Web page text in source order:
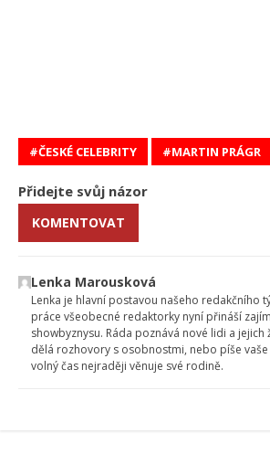
ČESKÉ CELEBRITY MARTIN PRÁGR
Přidejte svůj názor
KOMENTOVAT
Lenka Marousková
Lenka je hlavní postavou našeho redakčního
práce všeobecné redaktorky nyní přináší
showbyznysu. Ráda poznává nové lidi a
dělá rozhovory s osobnostmi, nebo píše vaše
volný čas nejraději věnuje své rodině.